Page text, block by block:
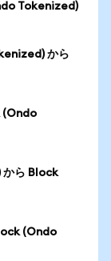
Tokenized)
から
(Ondo
ら Block
(Ondo